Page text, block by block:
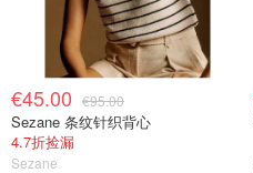
€45.00 €95.00
Sezane 条纹针织背心
4.7折捡漏
Sezane